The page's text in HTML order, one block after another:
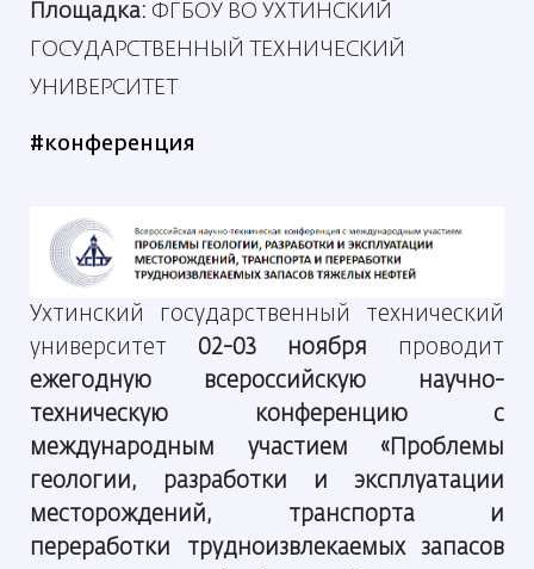
Площадка: ФГБОУ ВО УХТИНСКИЙ
ГОСУДАРСТВЕННЫЙ ТЕХНИЧЕСКИЙ
УНИВЕРСИТЕТ
#конференция
Ухтинский государственный технический
университет 02-03 ноября проводит
ежегодную всероссийскую научно-
техническую конференцию с
международным участием «Проблемы
геологии, разработки и эксплуатации
месторождений, транспорта и
переработки трудноизвлекаемых запасов